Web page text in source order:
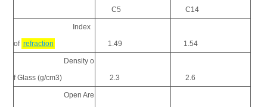
C5 C14
Index
of refraction 1.49 1.54
Density o
f Glass (g/cm3)
2.3 2.6
Open Are